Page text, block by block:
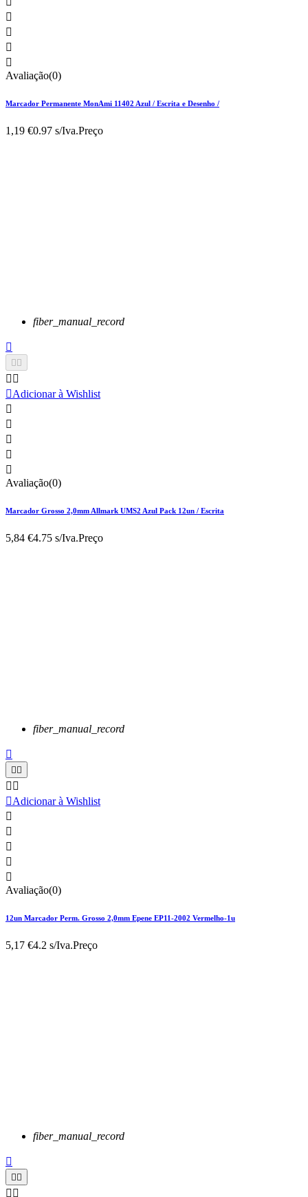




Avaliação(0)
Marcador Permanente MonAmi 11402 Azul / Escrita e Desenho /
1,19 €0.97 s/Iva.Preço
fiber_manual_record

 
 
Adicionar à Wishlist





Avaliação(0)
Marcador Grosso 2,0mm Allmark UMS2 Azul Pack 12un / Escrita
5,84 €4.75 s/Iva.Preço
fiber_manual_record

 
 
Adicionar à Wishlist





Avaliação(0)
12un Marcador Perm. Grosso 2,0mm Epene EP11-2002 Vermelho-1u
5,17 €4.2 s/Iva.Preço
fiber_manual_record

 
 